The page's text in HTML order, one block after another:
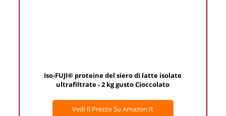
Iso-FUJI® proteine del siero di latte isolate
ultrafiltrate - 2 kg gusto Cioccolato
Vedi Il Prezzo Su Amazon.it